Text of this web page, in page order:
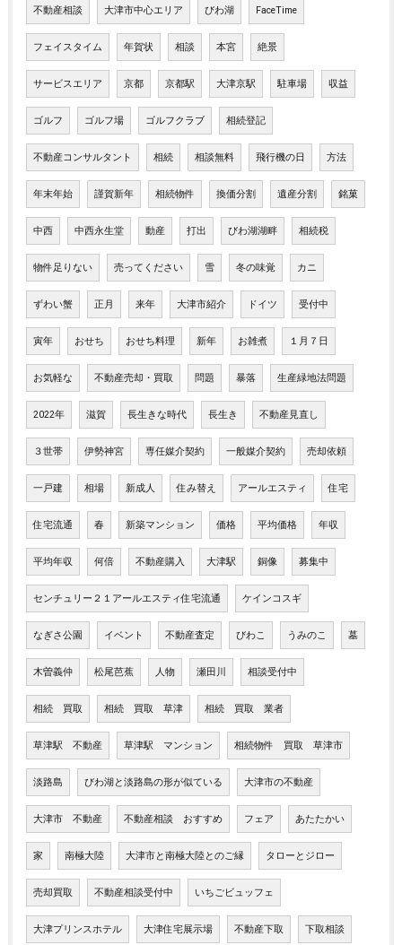
不動産相談 大津市中心エリア びわ湖 FaceTime
フェイスタイム 年賀状 相談 本宮 絶景
サービスエリア 京都 京都駅 大津京駅 駐車場 収益
ゴルフ ゴルフ場 ゴルフクラブ 相続登記
不動産コンサルタント 相続 相談無料 飛行機の日 方法
年末年始 謹賀新年 相続物件 換価分割 遺産分割 銘菓
中西 中西永生堂 動産 打出 びわ湖湖畔 相続税
物件足りない 売ってください 雪 冬の味覚 カニ
ずわい蟹 正月 来年 大津市紹介 ドイツ 受付中
寅年 おせち おせち料理 新年 お雑煮 １月７日
お気軽な 不動産売却・買取 問題 暴落 生産緑地法問題
2022年 滋賀 長生きな時代 長生き 不動産見直し
３世帯 伊勢神宮 専任媒介契約 一般媒介契約 売却依頼
一戸建 相場 新成人 住み替え アールエスティ 住宅
住宅流通 春 新築マンション 価格 平均価格 年収
平均年収 何倍 不動産購入 大津駅 銅像 募集中
センチュリー２１アールエスティ住宅流通 ケインコスギ
なぎさ公園 イベント 不動産査定 びわこ うみのこ 墓
木曽義仲 松尾芭蕉 人物 瀬田川 相談受付中
相続 買取 相続 買取 草津 相続 買取 業者
草津駅 不動産 草津駅 マンション 相続物件 買取 草津市
淡路島 びわ湖と淡路島の形が似ている 大津市の不動産
大津市 不動産 不動産相談 おすすめ フェア あたたかい
家 南極大陸 大津市と南極大陸とのご縁 タローとジロー
売却買取 不動産相談受付中 いちごビュッフェ
大津プリンスホテル 大津住宅展示場 不動産下取 下取相談